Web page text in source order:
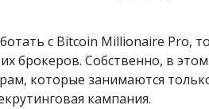
с Bitcoin Millionaire Pro,
брокеров. Собственно, в
которые занимаются
кампания.